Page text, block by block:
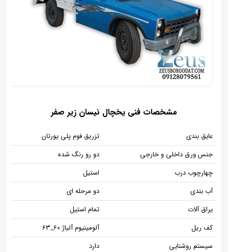
مشخصات فنی یخچال نیسان زیر صفر
عایق بندی
تزریق فوم پلی یورتان
جنس ورق داخلی و خارجی
دو رو رنگ شده
چهارچوب درب
استیل
آب بندی
دو مرحله ای
یراق آلات
تمام استیل
کف ریل
آلومینیوم آلیاژ 60_63
سیستم روشنایی
دارد